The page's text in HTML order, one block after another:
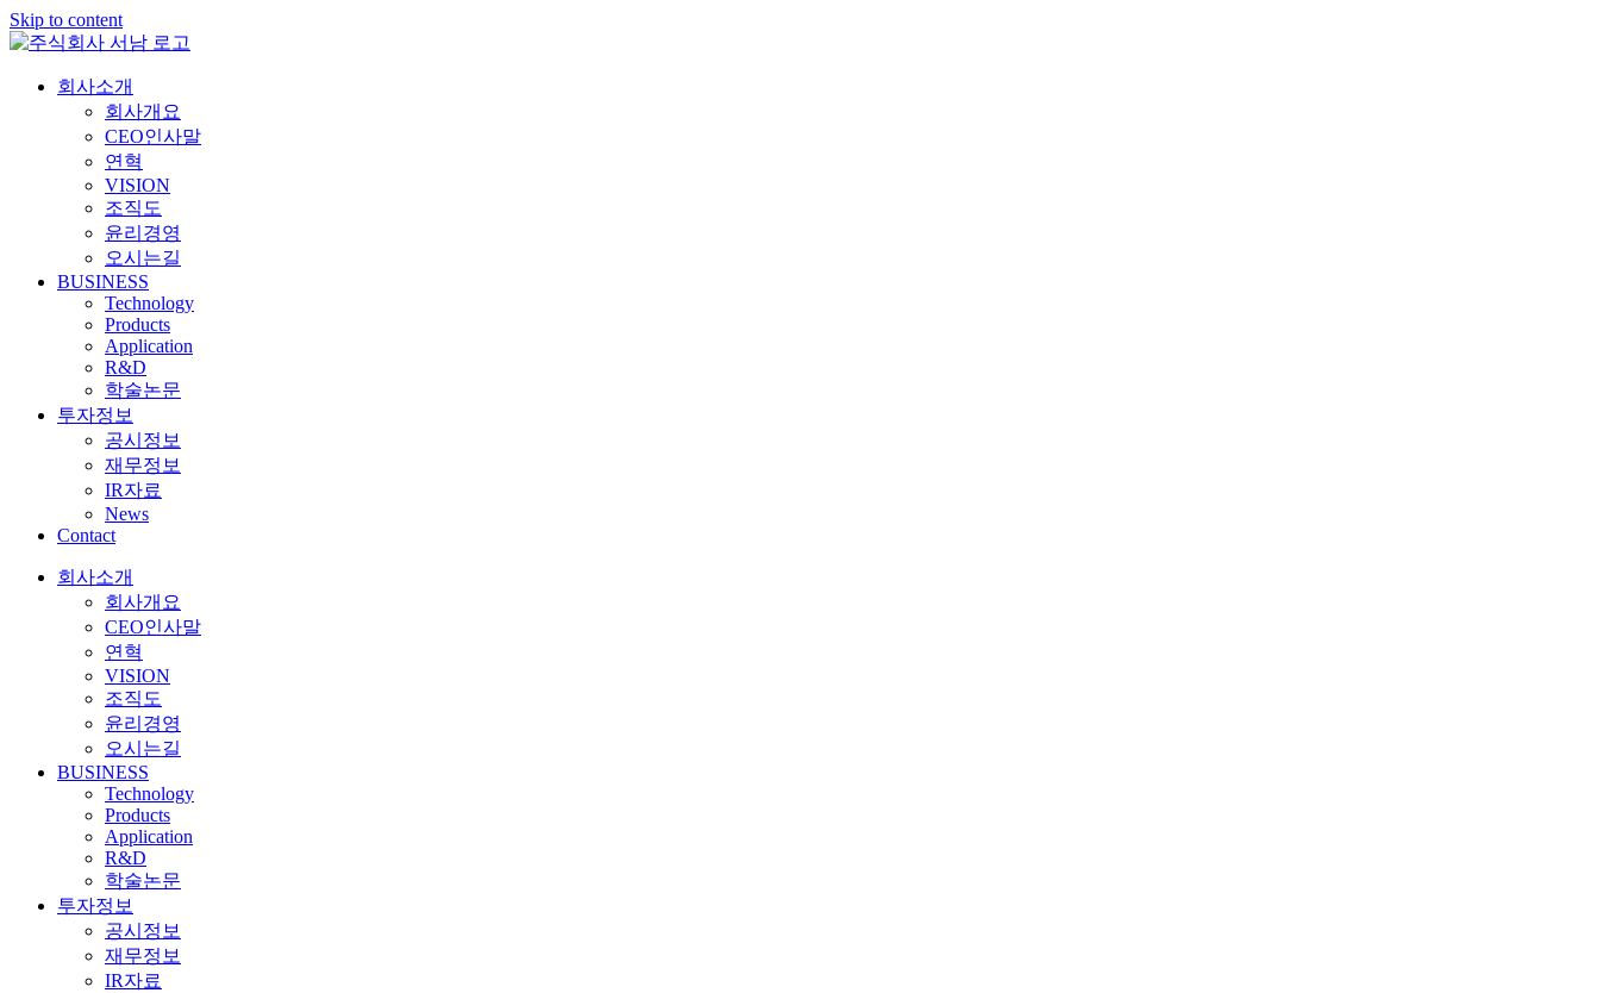
Skip to content
회사소개
회사개요
CEO인사말
연혁
VISION
조직도
윤리경영
오시는길
BUSINESS
Technology
Products
Application
R&D
학술논문
투자정보
공시정보
재무정보
IR자료
News
Contact
회사소개
회사개요
CEO인사말
연혁
VISION
조직도
윤리경영
오시는길
BUSINESS
Technology
Products
Application
R&D
학술논문
투자정보
공시정보
재무정보
IR자료